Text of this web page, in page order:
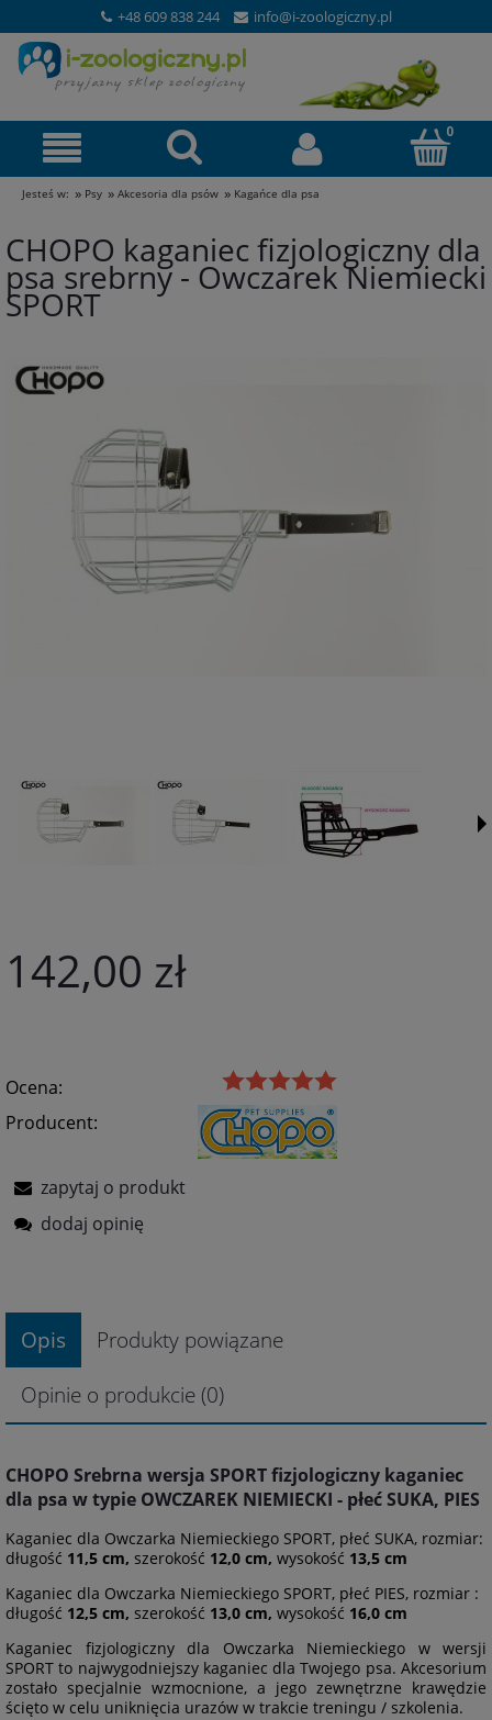
+48 609 838 244 info@i-zoologiczny.pl
Jesteś w: » Psy » Akcesoria dla psów » Kagańce dla psa
CHOPO kaganiec fizjologiczny dla
psa srebrny - Owczarek Niemiecki
SPORT
142,00 zł
Ocena:
Producent:
zapytaj o produkt
dodaj opinię
Opis
Produkty powiązane
Opinie o produkcie (0)
CHOPO Srebrna wersja SPORT fizjologiczny kaganiec
dla psa w typie OWCZAREK NIEMIECKI - płeć SUKA, PIES
Kaganiec dla Owczarka Niemieckiego SPORT, płeć SUKA, rozmiar:
długość 11,5 cm, szerokość 12,0 cm, wysokość 13,5 cm
Kaganiec dla Owczarka Niemieckiego SPORT, płeć PIES, rozmiar :
długość 12,5 cm, szerokość 13,0 cm, wysokość 16,0 cm
Kaganiec fizjologiczny dla Owczarka Niemieckiego w wersji
SPORT to najwygodniejszy kaganiec dla Twojego psa. Akcesorium
zostało specjalnie wzmocnione, a jego zewnętrzne krawędzie
ścięto w celu uniknięcia urazów w trakcie treningu / szkolenia.